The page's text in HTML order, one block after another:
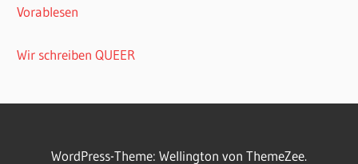
Vorablesen
Wir schreiben QUEER
WordPress-Theme: Wellington von ThemeZee.